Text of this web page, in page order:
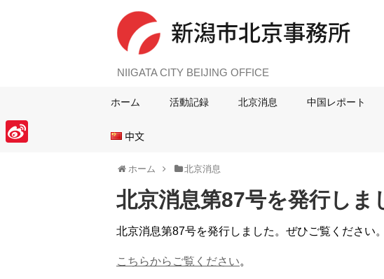
NIIGATA CITY BEIJING OFFICE
ホーム 活動記録 北京消息 中国レポート
中文
ホーム 北京消息
北京消息第87号を発行しま
北京消息第87号を発行しました。ぜひご覧ください。
こちらからご覧ください。